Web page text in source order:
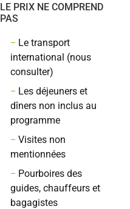
LE PRIX NE COMPREND
PAS
− Le transport
international (nous
consulter)
− ​Les déjeuners et
dîners non inclus au
programme
−Visites non
mentionnées
− Pourboires des
guides, chauffeurs et
bagagistes